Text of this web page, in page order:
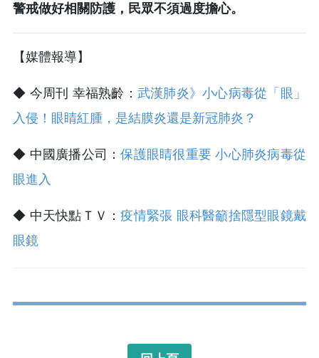
警戒做好相關防護，民眾不須過度擔心。
【媒體報導】
◆ 今周刊 幸福熟齡： 武漢肺炎》小心病毒從「眼」
入侵！眼睛紅腫，是結膜炎還是新冠肺炎？
◆ 中國廣播公司：保護眼睛很重要 小心肺炎病毒從
眼進入
◆ 中天快點ＴＶ：疫情緊張 眼科醫籲捨隱型眼鏡戴
眼鏡